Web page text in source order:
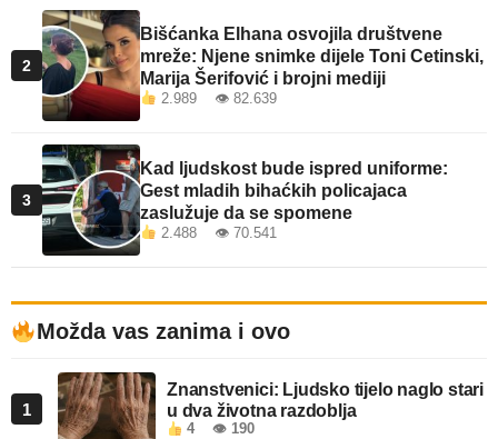
2
Bišćanka Elhana osvojila društvene
mreže: Njene snimke dijele Toni Cetinski,
Marija Šerifović i brojni mediji
2.989 👁 82.639
3
Kad ljudskost bude ispred uniforme:
Gest mladih bihaćkih policajaca
zaslužuje da se spomene
2.488 👁 70.541
Možda vas zanima i ovo
1
Znanstvenici: Ljudsko tijelo naglo stari
u dva životna razdoblja
4 👁 190